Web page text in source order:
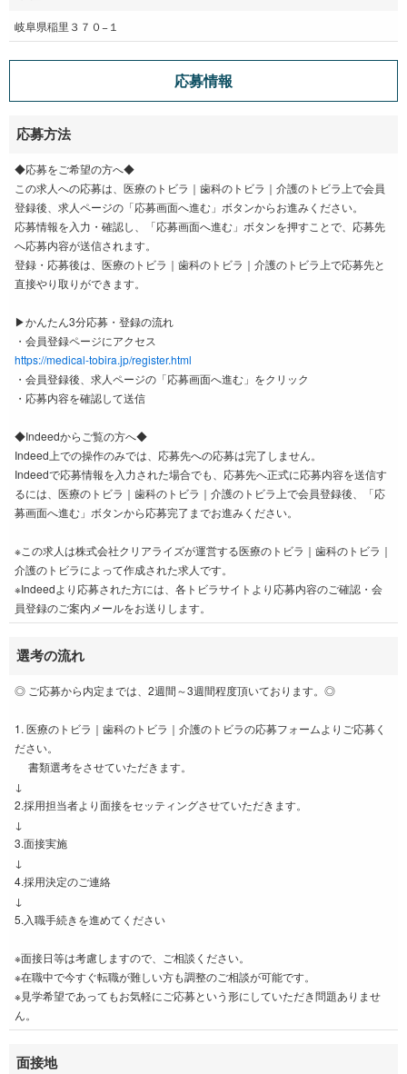
岐阜県稲里３７０−１
応募情報
応募方法
◆応募をご希望の方へ◆
この求人への応募は、医療のトビラ｜歯科のトビラ｜介護のトビラ上で会員
登録後、求人ページの「応募画面へ進む」ボタンからお進みください。
応募情報を入力・確認し、「応募画面へ進む」ボタンを押すことで、応募先
へ応募内容が送信されます。
登録・応募後は、医療のトビラ｜歯科のトビラ｜介護のトビラ上で応募先と
直接やり取りができます。
▶かんたん3分応募・登録の流れ
・会員登録ページにアクセス
https://medical-tobira.jp/register.html
・会員登録後、求人ページの「応募画面へ進む」をクリック
・応募内容を確認して送信
◆Indeedからご覧の方へ◆
Indeed上での操作のみでは、応募先への応募は完了しません。
Indeedで応募情報を入力された場合でも、応募先へ正式に応募内容を送信す
るには、医療のトビラ｜歯科のトビラ｜介護のトビラ上で会員登録後、「応
募画面へ進む」ボタンから応募完了までお進みください。
※この求人は株式会社クリアライズが運営する医療のトビラ｜歯科のトビラ｜
介護のトビラによって作成された求人です。
※Indeedより応募された方には、各トビラサイトより応募内容のご確認・会
員登録のご案内メールをお送りします。
選考の流れ
◎ ご応募から内定までは、2週間～3週間程度頂いております。◎
1. 医療のトビラ｜歯科のトビラ｜介護のトビラの応募フォームよりご応募く
ださい。
書類選考をさせていただきます。
↓
2.採用担当者より面接をセッティングさせていただきます。
↓
3.面接実施
↓
4.採用決定のご連絡
↓
5.入職手続きを進めてください
※面接日等は考慮しますので、ご相談ください。
※在職中で今すぐ転職が難しい方も調整のご相談が可能です。
※見学希望であってもお気軽にご応募という形にしていただき問題ありませ
ん。
面接地